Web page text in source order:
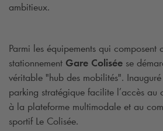
ambitieux.
Parmi les équipements qui
stationnement Gare Colisée se
véritable "hub des mobilités".
parking stratégique facilite l’accès au
à la plateforme multimodale et au
sportif Le Colisée.